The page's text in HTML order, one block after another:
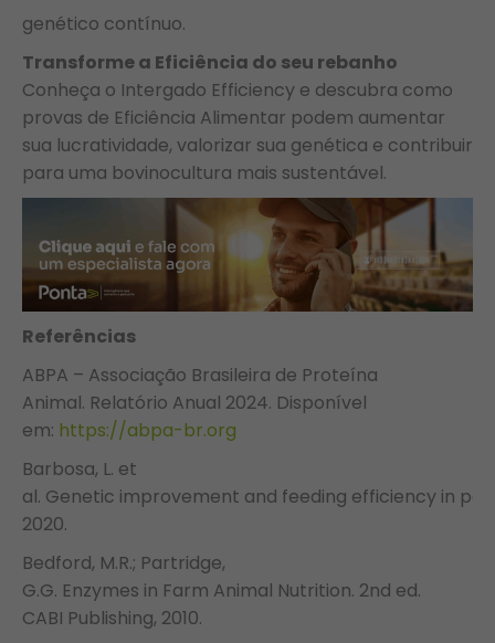
genético contínuo.
Transforme a Eficiência do seu rebanho
Conheça o Intergado Efficiency e descubra como
provas de Eficiência Alimentar podem aumentar
sua lucratividade, valorizar sua genética e contribuir
para uma bovinocultura mais sustentável.
Referências
ABPA – Associação Brasileira de Proteína
Animal. Relatório Anual 2024. Disponível
em: https://abpa-br.org
Barbosa, L. et
al. Genetic improvement and feeding efficiency in
2020.
Bedford, M.R.; Partridge,
G.G. Enzymes in Farm Animal Nutrition. 2nd ed.
CABI Publishing, 2010.